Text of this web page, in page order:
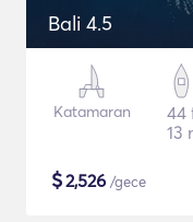
Bali 4.5
Katamaran
44
13
$2,526 /gece